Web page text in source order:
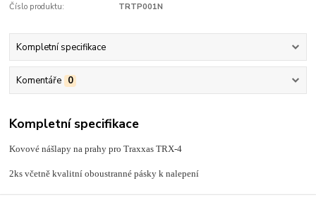
Číslo produktu: TRTP001N
Kompletní specifikace
Komentáře 0
Kompletní specifikace
Kovové nášlapy na prahy pro Traxxas TRX-4
2ks včetně kvalitní oboustranné pásky k nalepení